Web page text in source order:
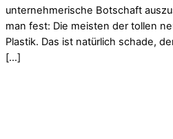
unternehmerische Botschaft
man fest: Die meisten der tollen
Plastik. Das ist natürlich schade,
[…]